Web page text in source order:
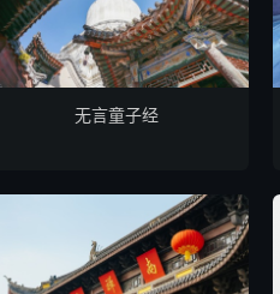
无言童子经